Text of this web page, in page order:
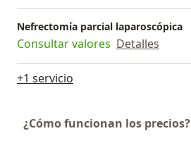
Nefrectomía parcial laparoscópica
Consultar valores Detalles
+1 servicio
¿Cómo funcionan los precios?